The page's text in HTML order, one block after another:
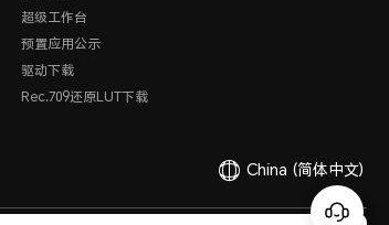
超级工作台
预置应用公示
驱动下载
Rec.709还原LUT下载
China (简体中文)